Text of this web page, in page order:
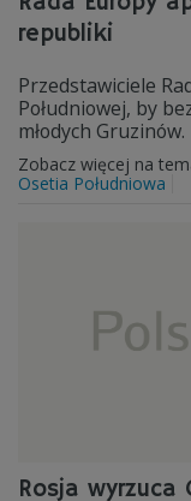
republiki
Przedstawiciele
Południowej, by
młodych Gruzinów.
Zobacz więcej na
Osetia Południowa
Rosja wyrzuca